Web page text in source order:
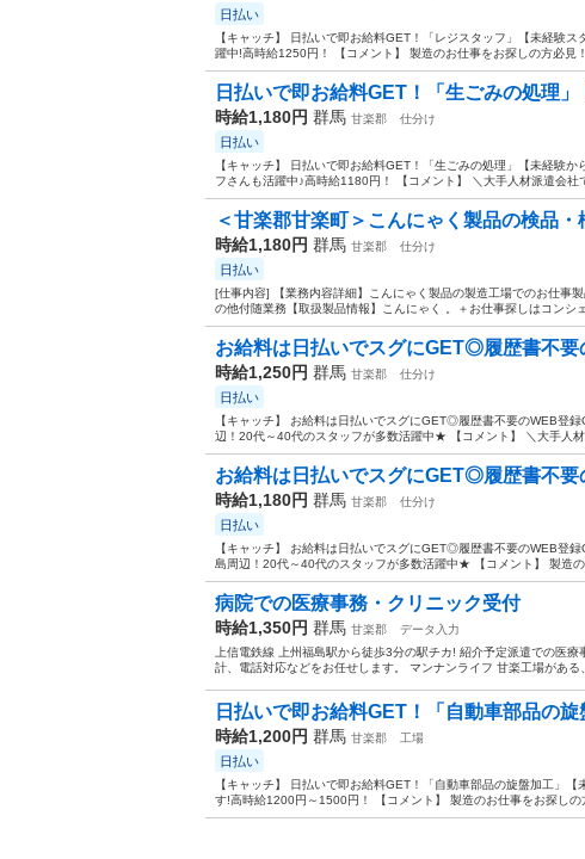
日払い
【キャッチ】 日払いで即お給料GET！「レジスタッフ」【未経験
躍中!高時給1250円！ 【コメント】 製造のお仕事をお探しの方必見
日払いで即お給料GET！「生ごみの処理
時給1,180円 群馬 甘楽郡 仕分け
日払い
【キャッチ】 日払いで即お給料GET！「生ごみの処理」【未経験
フさんも活躍中♪高時給1180円！ 【コメント】 ＼大手人材派遣会社
＜甘楽郡甘楽町＞こんにゃく製品の検品
時給1,180円 群馬 甘楽郡 仕分け
日払い
[仕事内容] 【業務内容詳細】こんにゃく製品の製造工場でのお仕事
の他付随業務【取扱製品情報】こんにゃく 。＋お仕事探しはコンシ
お給料は日払いでスグにGET◎履歴書不
時給1,250円 群馬 甘楽郡 仕分け
日払い
【キャッチ】 お給料は日払いでスグにGET◎履歴書不要のWEB登
辺！20代～40代のスタッフが多数活躍中★ 【コメント】 ＼大手人材
お給料は日払いでスグにGET◎履歴書不
時給1,180円 群馬 甘楽郡 仕分け
日払い
【キャッチ】 お給料は日払いでスグにGET◎履歴書不要のWEB登
島周辺！20代～40代のスタッフが多数活躍中★ 【コメント】 製造
病院での医療事務・クリニック受付
時給1,350円 群馬 甘楽郡
データ入力
上信電鉄線 上州福島駅から徒歩3分の駅チカ! 紹介予定派遣での医
計、電話対応などをお任せします。 マンナンライフ 甘楽工場がある
日払いで即お給料GET！「自動車部品の
時給1,200円 群馬 甘楽郡 工場
日払い
【キャッチ】 日払いで即お給料GET！「自動車部品の旋盤加工」
す!高時給1200円～1500円！ 【コメント】 製造のお仕事をお探しの